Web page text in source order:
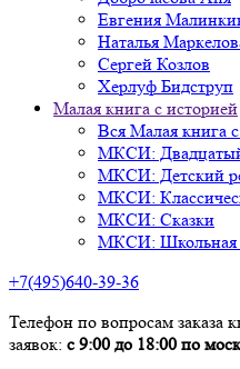
Евгения
Наталья
Сергей Козлов
Херлуф Бидструп
Малая книга с историей
Вся Малая книга
МКСИ:
МКСИ: Детский
МКСИ:
МКСИ: Сказки
МКСИ: Школьная
+7(495)640-39-36
Телефон по вопросам заказа
заявок: с 9:00 до 18:00 по